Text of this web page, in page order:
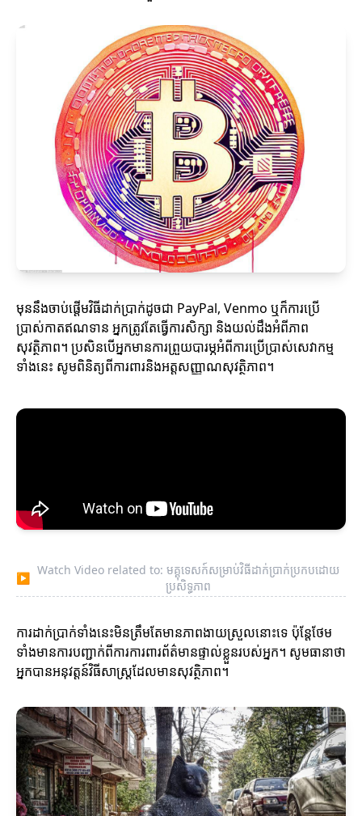
មុននឹងចាប់ផ្តើមវិធីដាក់ប្រាក់ដូចជា PayPal, Venmo ឬក៏ការប្រើ
ប្រាស់កាតឥណទាន អ្នកត្រូវតែធ្វើការសិក្សា និងយល់ដឹងអំពីភាព
សុវត្ថិភាព។ ប្រសិនបើអ្នកមានការព្រួយបារម្ភអំពីការប្រើប្រាស់សេវាកម្ម
ទាំងនេះ សូមពិនិត្យពីការពារនិងអត្តសញ្ញាណសុវត្ថិភាព។
▶
Watch Video related to: មគ្គុទេសក៍សម្រាប់វិធីដាក់ប្រាក់ប្រកបដោយ
ប្រសិទ្ធភាព
ការដាក់ប្រាក់ទាំងនេះមិនត្រឹមតែមានភាពងាយស្រួលនោះទេ ប៉ុន្តែថែម
ទាំងមានការបញ្ជាក់ពីការការពារព័ត៌មានផ្ទាល់ខ្លួនរបស់អ្នក។ សូមធានាថា
អ្នកបានអនុវត្តន៍វិធីសាស្ត្រដែលមានសុវត្ថិភាព។